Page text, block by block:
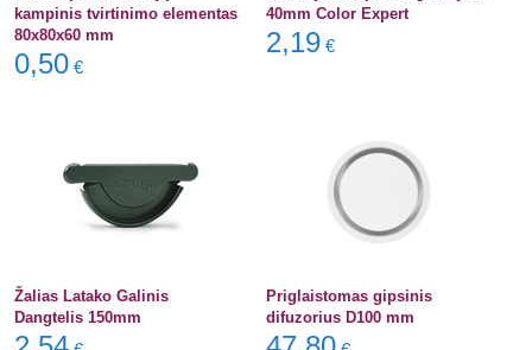
kampinis tvirtinimo elementas
80x80x60 mm
0,50 €
40mm Color Expert
2,19 €
Žalias Latako Galinis
Dangtelis 150mm
Priglaistomas gipsinis
difuzorius D100 mm